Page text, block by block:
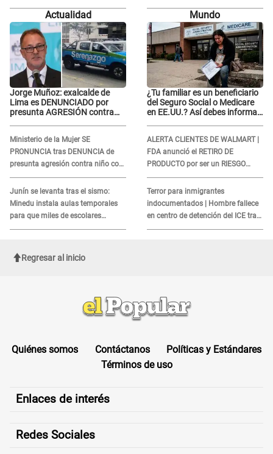
inesperada partida: "Hace dos
donde le reclama por VIDEOS: "No
hay necesidad de grabar"
Actualidad
Jorge Muñoz: exalcalde de
Lima es DENUNCIADO por
presunta AGRESIÓN contra
Ministerio de la Mujer SE
PRONUNCIA tras DENUNCIA de
presunta agresión contra niño con
autismo en Surco
Junín se levanta tras el sismo:
Minedu instala aulas temporales
para que miles de escolares
vuelvan a clases
Mundo
¿Tu familiar es un beneficiario
del Seguro Social o Medicare
en EE.UU.? Así debes informar
ALERTA CLIENTES DE WALMART |
FDA anunció el RETIRO DE
PRODUCTO por ser un RIESGO
MORTAL para consumidores: ¿Cuál
es?
Terror para inmigrantes
indocumentados | Hombre fallece
en centro de detención del ICE tras
sufrir una "emergencia médica"
Regresar al inicio
Quiénes somos Contáctanos
Políticas y Estándares
Términos de uso
Enlaces de interés
Redes Sociales